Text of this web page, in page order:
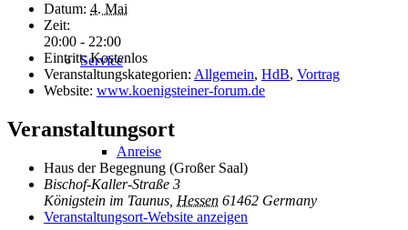
Service
Anreise
Datum: 4. Mai
Zeit:
20:00 - 22:00
Eintritt: Kostenlos
Veranstaltungskategorien: Allgemein, HdB, Vortrag
Website: www.koenigsteiner-forum.de
Veranstaltungsort
Haus der Begegnung (Großer Saal)
Bischof-Kaller-Straße 3
Königstein im Taunus Hessen 61462 Germany
Veranstaltungsort-Website anzeigen